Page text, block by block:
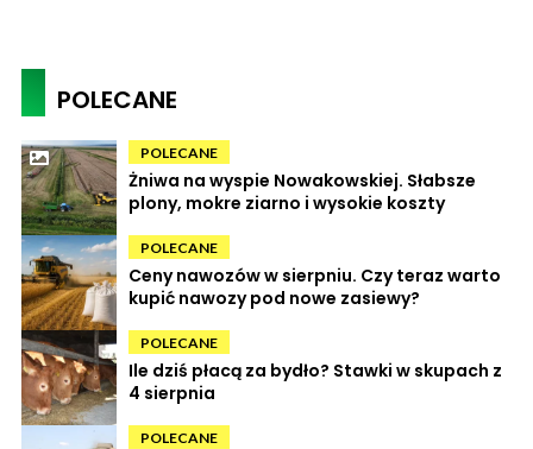
POLECANE
POLECANE
Żniwa na wyspie Nowakowskiej. Słabsze
plony, mokre ziarno i wysokie koszty
POLECANE
Ceny nawozów w sierpniu. Czy teraz warto
kupić nawozy pod nowe zasiewy?
POLECANE
Ile dziś płacą za bydło? Stawki w skupach z
4 sierpnia
POLECANE